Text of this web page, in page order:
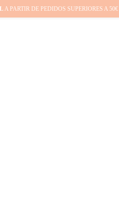
A PARTIR DE PEDIDOS SUPERIORES A 50€ |